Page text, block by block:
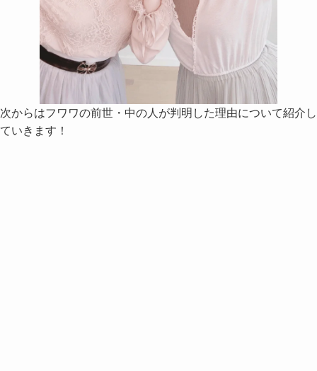
次からはフワワの前世・中の人が判明した理由について紹介し
ていきます！